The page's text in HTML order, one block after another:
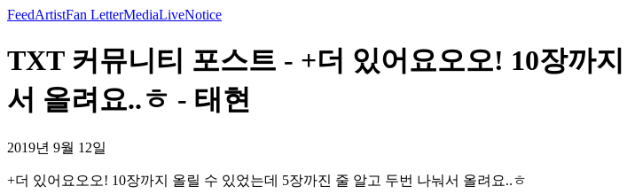
FeedArtistFan LetterMediaLiveNotice
TXT 커뮤니티 포스트 - +더 있어요오오! 10장까
서 올려요..ㅎ - 태현
2019년 9월 12일
+더 있어요오오! 10장까지 올릴 수 있었는데 5장까진 줄 알고 두번 나눠서 올려요..ㅎ